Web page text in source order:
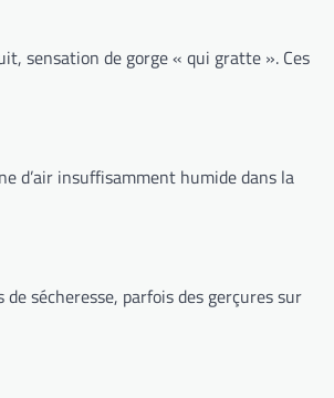
sensation de gorge « qui gratte ». Ces
d’air insuffisamment humide dans la
sécheresse, parfois des gerçures sur